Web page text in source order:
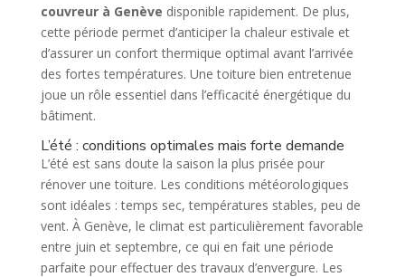
couvreur à Genève disponible rapidement. De plus,
cette période permet d’anticiper la chaleur estivale et
d’assurer un confort thermique optimal avant l’arrivée
des fortes températures. Une toiture bien entretenue
joue un rôle essentiel dans l’efficacité énergétique du
bâtiment.
L’été : conditions optimales mais forte demande
L’été est sans doute la saison la plus prisée pour
rénover une toiture. Les conditions météorologiques
sont idéales : temps sec, températures stables, peu de
vent. À Genève, le climat est particulièrement favorable
entre juin et septembre, ce qui en fait une période
parfaite pour effectuer des travaux d’envergure. Les